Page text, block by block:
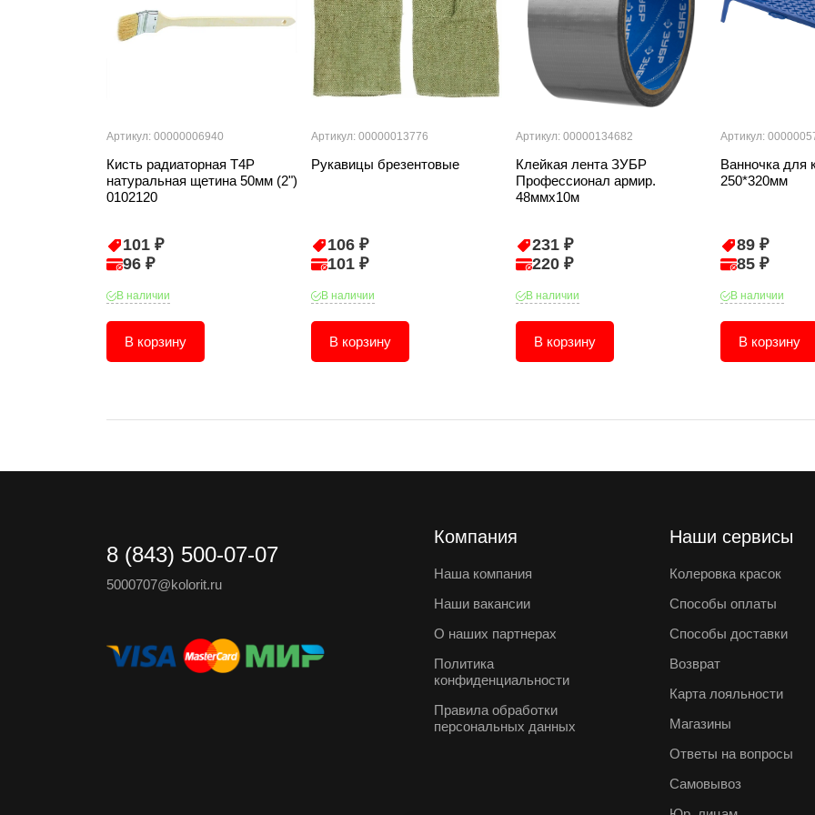
Артикул: 00000006940
Кисть радиаторная T4P
натуральная щетина 50мм (2")
0102120
101 ₽
96 ₽
В наличии
В корзину
Артикул: 00000013776
Рукавицы брезентовые
106 ₽
101 ₽
В наличии
В корзину
Артикул: 00000134682
Клейкая лента ЗУБР
Профессионал армир.
48ммх10м
231 ₽
220 ₽
В наличии
В корзину
Артикул:
Ванночка для
250*320мм
89 ₽
85 ₽
В наличии
В корзину
8 (843) 500-07-07
5000707@kolorit.ru
Компания
Наша компания
Наши вакансии
О наших партнерах
Политика
конфиденциальности
Правила обработки
персональных данных
Наши сервисы
Колеровка красок
Способы оплаты
Способы доставки
Возврат
Карта лояльности
Магазины
Ответы на вопросы
Самовывоз